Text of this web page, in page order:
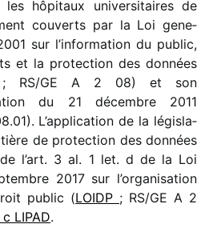
hôpi­taux univer­si­taires de
couverts par la Loi gene­
sur l’information du public,
et la protec­tion des données
; RS/​GE A 2 08) et son
du 21 décembre 2011
L’application de la légis­la­
de protec­tion des données
l’art. 3 al. 1 let. d de la Loi
2017 sur l’organisation
public (LOIDP ; RS/​GE A 2
LIPAD.